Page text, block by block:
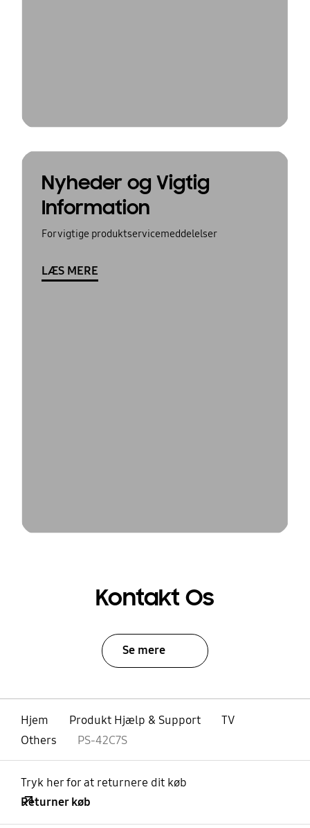
Nyheder og Vigtig
Information
For vigtige produktservicemeddelelser
LÆS MERE
Kontakt Os
Se mere
Hjem Produkt Hjælp & Support
TV
Others
PS-42C7S
Tryk her for at returnere dit køb
Returner køb